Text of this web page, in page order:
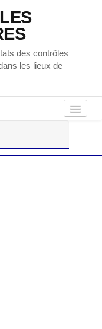
des contrôles
les lieux de